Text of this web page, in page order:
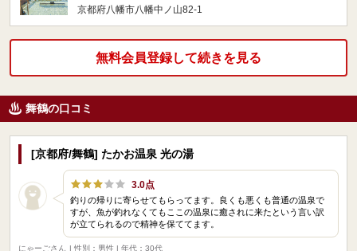
京都府八幡市八幡中ノ山82-1
無料会員登録して続きを見る
舞鶴の口コミ
[京都府/舞鶴] たかお温泉 光の湯
3.0点
釣りの帰りに寄らせてもらってます。良くも悪くも普通の温泉で
すが、魚が釣れなくてもここの温泉に癒されに来たという言い訳
が立てられるので精神を保ててます。
にゃーごさん | 性別：男性 | 年代：30代